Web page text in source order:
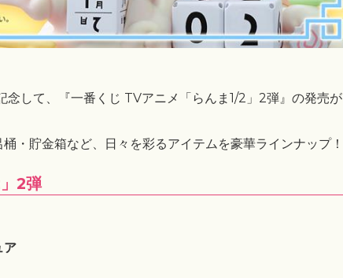
念して、『一番くじ TVアニメ「らんま1/2」2弾』の発売が
・貯金箱など、日々を彩るアイテムを豪華ラインナップ！
2弾
ア